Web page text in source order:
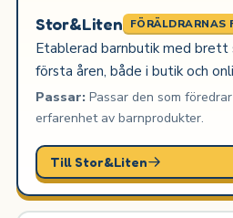
Stor&Liten FÖRÄLDRARNAS
Etablerad barnbutik med
första åren, både i butik och
Passar:Passar den som
erfarenhet av barnprodukter.
Till Stor&Liten